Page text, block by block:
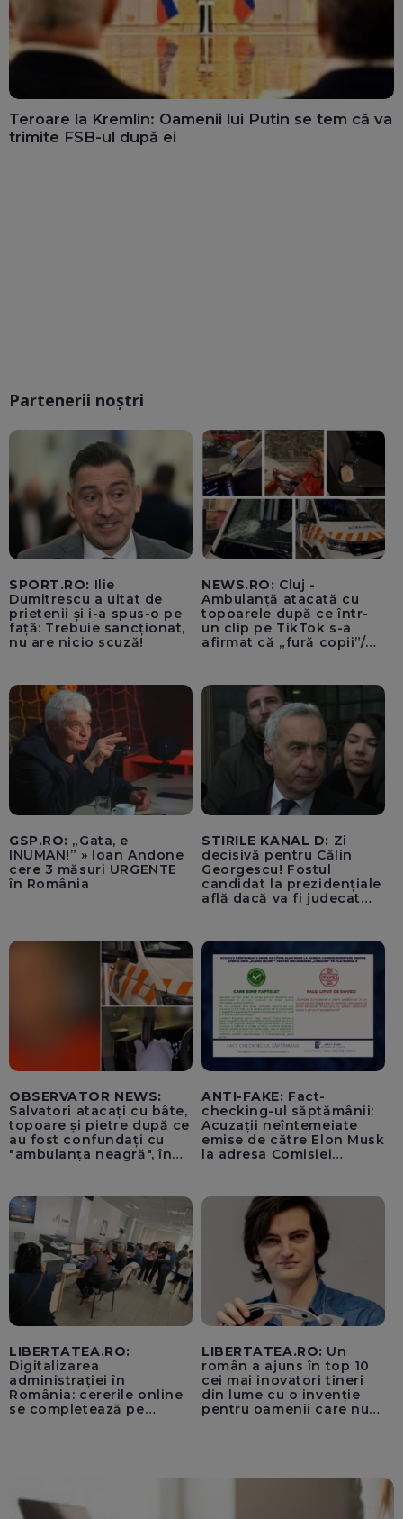
Teroare la Kremlin: Oamenii lui Putin se tem că va
trimite FSB-ul după ei
Partenerii noștri
SPORT.RO: Ilie
Dumitrescu a uitat de
prietenii și i-a spus-o pe
față: Trebuie sancționat,
nu are nicio scuză!
NEWS.RO: Cluj -
Ambulanță atacată cu
topoarele după ce într-
un clip pe TikTok s-a
afirmat că „fură copii”/
cioburile parbrizului
spart - FOTO, VIDEO
GSP.RO: „Gata, e
INUMAN!” » Ioan Andone
cere 3 măsuri URGENTE
în România
STIRILE KANAL D: Zi
decisivă pentru Călin
Georgescu! Fostul
candidat la prezidențiale
află dacă va fi judecat
OBSERVATOR NEWS:
Salvatori atacați cu bâte,
topoare și pietre după ce
au fost confundați cu
"ambulanța neagră", în
ANTI-FAKE: Fact-
checking-ul săptămânii:
Acuzații neîntemeiate
emise de către Elon Musk
la adresa Comisiei
pentru instaurarea
„cenzurii” pe platforma X
LIBERTATEA.RO:
Digitalizarea
administrației în
România: cererile online
se completează pe
LIBERTATEA.RO: Un
român a ajuns în top 10
cei mai inovatori tineri
din lume cu o invenție
pentru oamenii care nu